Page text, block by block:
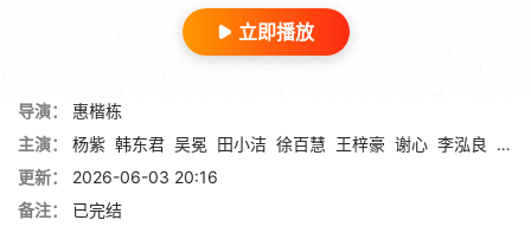
立即播放
导演：
惠楷栋
主演：
杨紫 韩东君 吴冕 田小洁 徐百慧 王梓豪 谢心 李泓良 杨斯
更新：
2026-06-03 20:16
备注：
已完结